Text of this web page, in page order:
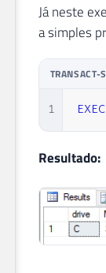
Já neste
a simples
TRANSACT-
1 EXEC
Resultado: